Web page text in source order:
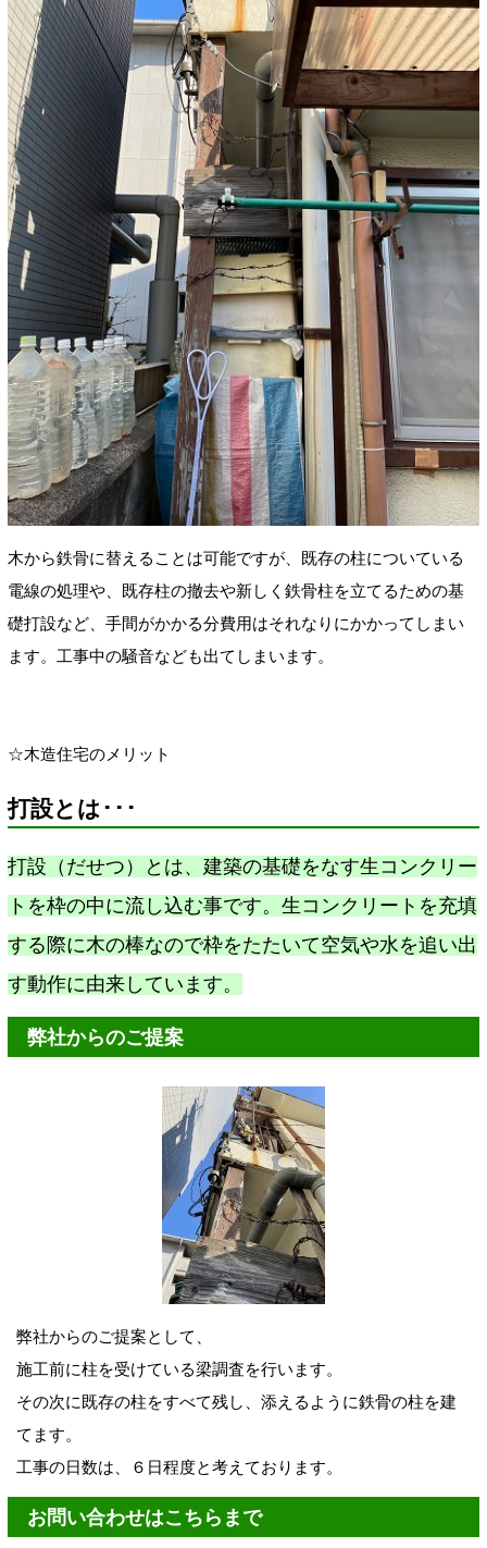
木から鉄骨に替えることは可能ですが、既存の柱についている
電線の処理や、既存柱の撤去や新しく鉄骨柱を立てるための基
礎打設など、手間がかかる分費用はそれなりにかかってしまい
ます。工事中の騒音なども出てしまいます。
☆木造住宅のメリット
打設とは･･･
打設（だせつ）とは、建築の基礎をなす生コンクリー
トを枠の中に流し込む事です。生コンクリートを充填
する際に木の棒なので枠をたたいて空気や水を追い出
す動作に由来しています。
弊社からのご提案
弊社からのご提案として、
施工前に柱を受けている梁調査を行います。
その次に既存の柱をすべて残し、添えるように鉄骨の柱を建
てます。
工事の日数は、６日程度と考えております。
お問い合わせはこちらまで